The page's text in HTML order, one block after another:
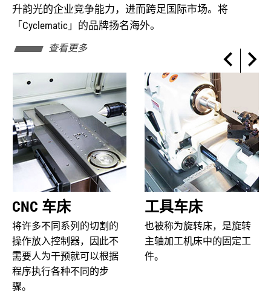
升韵光的企业竞争能力，进而跨足国际市场。将
「Cyclematic」的品牌扬名海外。
查看更多
CNC 车床
将许多不同系列的切割的
操作放入控制器，因此不
需要人为干预就可以根据
程序执行各种不同的步
骤。
工具车床
也被称为旋转床，是旋转
主轴加工机床中的固定工
件。